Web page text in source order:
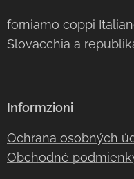
forniamo coppi
Slovacchia a
Informzioni
Ochrana osobných
Obchodné